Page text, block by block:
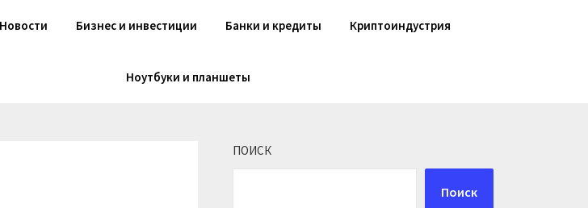
Новости Бизнес и инвестиции Банки и кредиты Криптоиндустрия
Ноутбуки и планшеты
ПОИСК
Поиск